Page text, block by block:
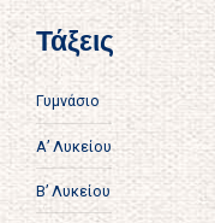
Τάξεις
Γυμνάσιο
Α’ Λυκείου
Β’ Λυκείου